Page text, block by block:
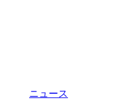
ニュース